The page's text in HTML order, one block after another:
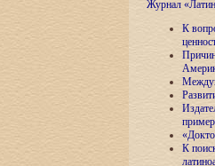
Журнал
К
К